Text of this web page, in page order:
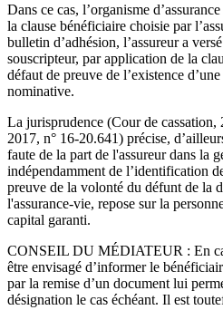
Dans ce cas, l’organisme
la clause bénéficiaire choisie par
bulletin d’adhésion, l’assureur a
souscripteur, par application de la
défaut de preuve de l’existence
nominative.
La jurisprudence (Cour de
2017, n° 16-20.641) précise,
faute de la part de l'assureur dans la
indépendamment de l’identification
preuve de la volonté du défunt de la
l'assurance-vie, repose sur la
capital garanti.
CONSEIL DU MÉDIATEUR : En
être envisagé d’informer le
par la remise d’un document lui
désignation le cas échéant. Il est